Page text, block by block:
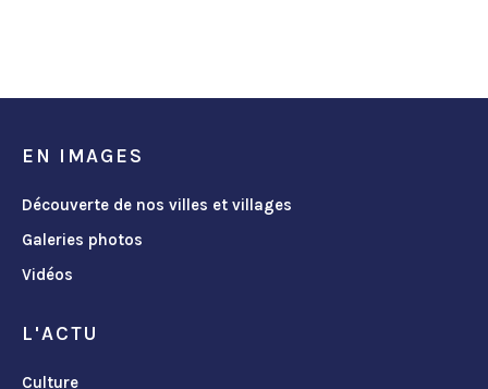
EN IMAGES
Découverte de nos villes et villages
Galeries photos
Vidéos
L'ACTU
Culture